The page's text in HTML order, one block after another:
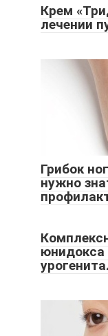
Крем
лечении
Грибок
нужно
юнидокса